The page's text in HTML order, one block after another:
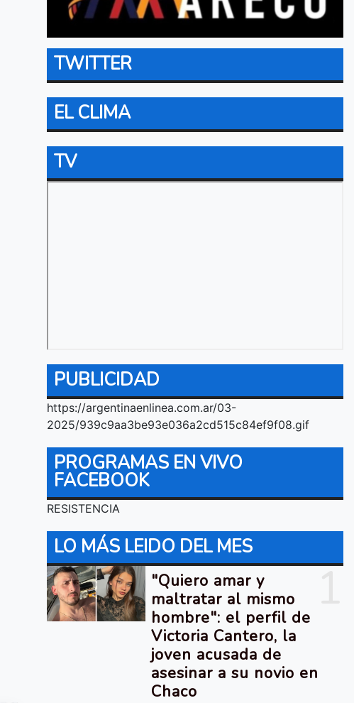
TWITTER
EL CLIMA
TV
PUBLICIDAD
https://argentinaenlinea.com.ar/03-
2025/939c9aa3be93e036a2cd515c84ef9f08.gif
PROGRAMAS EN VIVO
FACEBOOK
RESISTENCIA
LO MÁS LEIDO DEL MES
"Quiero amar y
maltratar al mismo
hombre": el perfil de
Victoria Cantero, la
joven acusada de
asesinar a su novio en
Chaco